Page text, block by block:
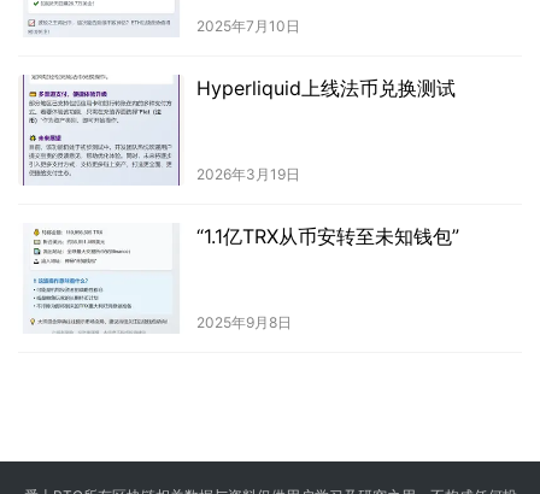
2025年7月10日
Hyperliquid上线法币兑换测试
2026年3月19日
“1.1亿TRX从币安转至未知钱包”
2025年9月8日